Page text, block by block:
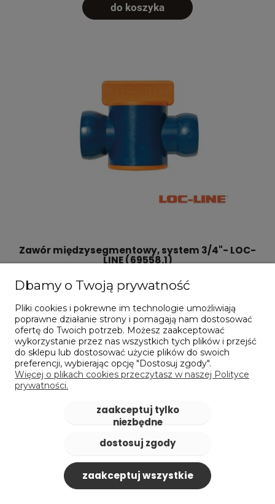
do koszyka
Zawór międzysegmentowy, system 3/4"- LOC-
LINE (69558.1)
zawiera 23% VAT, bez kosztów dostawy
Cena netto:34,85 zł
do koszyka
Dbamy o Twoją prywatność
Pliki cookies i pokrewne im technologie umożliwiają
poprawne działanie strony i pomagają nam dostosować
ofertę do Twoich potrzeb. Możesz zaakceptować
wykorzystanie przez nas wszystkich tych plików i przejść
do sklepu lub dostosować użycie plików do swoich
preferencji, wybierając opcję "Dostosuj zgody".
Więcej o plikach cookies przeczytasz w naszej Polityce
prywatności.
zaakceptuj tylko
niezbędne
dostosuj zgody
zaakceptuj wszystkie